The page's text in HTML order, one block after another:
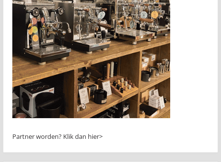
Partner worden? Klik dan hier>